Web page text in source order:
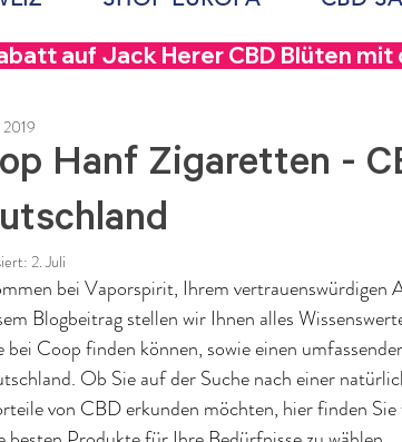
auf Jack Herer CBD Blüten
Hanf Zigaretten -
2019
2. Juli
bei Vaporspirit, Ihrem
Blogbeitrag stellen wir Ihnen alles
bei Coop finden können, sowie einen
Ob Sie auf der Suche nach einer
von CBD erkunden möchten, hier finden